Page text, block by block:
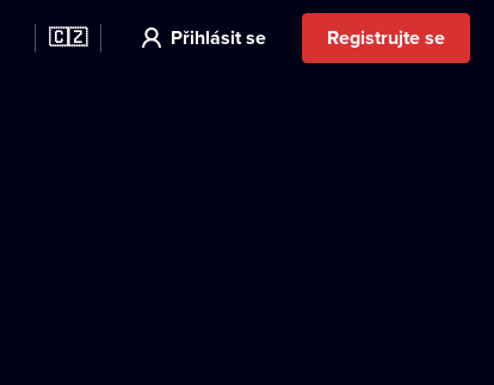
🇨🇿 Přihlásit se Registrujte se